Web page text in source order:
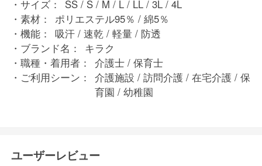
サイズ：
SS / S / M / L / LL / 3L / 4L
素材：
ポリエステル95％ / 綿5％
機能：
吸汗 / 速乾 / 軽量 / 防透
ブランド名：
キラク
職種・着用者：
介護士 / 保育士
ご利用シーン：
介護施設 / 訪問介護 / 在宅介護 / 保
育園 / 幼稚園
ユーザーレビュー